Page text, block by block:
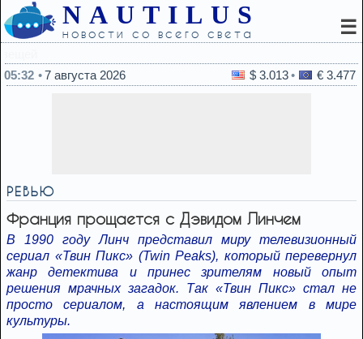
NAUTILUS
новости со всего света ☰
05:32
7 августа 2026 $ 3.013 € 3.477
РЕВЬЮ
Франция прощается с Дэвидом Линчем
В 1990 году Линч представил миру телевизионный
сериал «Твин Пикс» (Twin Peaks), который перевернул
жанр детектива и принес зрителям новый опыт
решения мрачных загадок. Так «Твин Пикс» стал не
просто сериалом, а настоящим явлением в мире
культуры.